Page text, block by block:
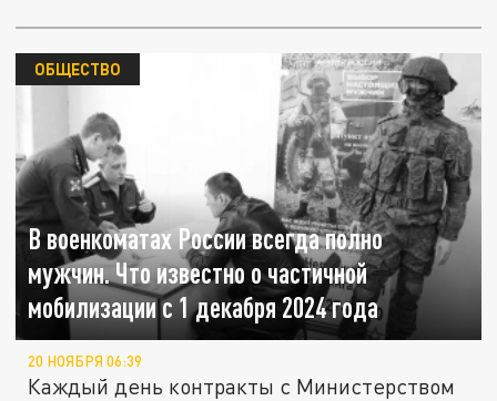
В военкоматах России всегда полно
мужчин. Что известно о частичной
мобилизации с 1 декабря 2024 года
ОБЩЕСТВО
20 НОЯБРЯ 06:39
Каждый день контракты с Министерством